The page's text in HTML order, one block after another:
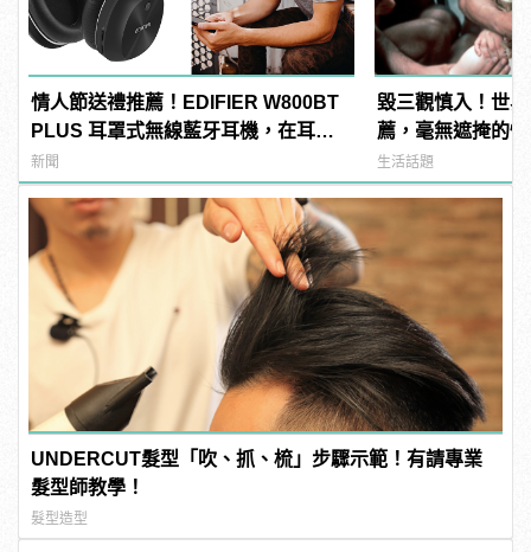
情人節送禮推薦！EDIFIER W800BT
PLUS 耳罩式無線藍牙耳機，在耳邊
傾訴甜言蜜語
新聞
毀三觀慎入！世
薦，毫無遮掩的
噁心到極致！
生活話題
UNDERCUT髮型「吹、抓、梳」步驟示範！有請專業
髮型師教學！
髮型造型